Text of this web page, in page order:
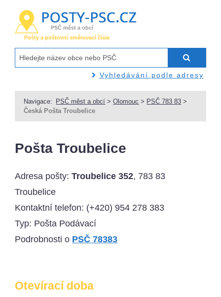
PSČ měst a obcí
Pošty a poštovní směrovací čísla
Vyhledávání podle adresy
Navigace: PSČ měst a obcí >Olomouc > PSČ 783 83 >
Česká Pošta Troubelice
Pošta Troubelice
Adresa pošty:Troubelice 352, 783 83
Troubelice
Kontaktní telefon: (+420) 954 278 383
Typ: Pošta Podávací
Podrobnosti o PSČ 78383
Otevírací doba